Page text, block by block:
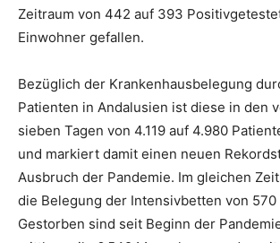
Zeitraum von 442 auf 393
Einwohner gefallen.
Bezüglich der Krankenhausbelegung
Patienten in Andalusien ist diese in den
sieben Tagen von 4.119 auf 4.980
und markiert damit einen neuen
Ausbruch der Pandemie. Im gleichen
die Belegung der Intensivbetten von
Gestorben sind seit Beginn der